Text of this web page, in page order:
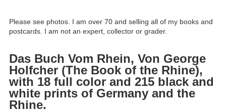
Please see photos. I am over 70 and selling all of my books and
postcards. I am not an expert, collector or grader.
Das Buch Vom Rhein, Von George
Holfcher (The Book of the Rhine),
with 18 full color and 215 black and
white prints of Germany and the
Rhine.